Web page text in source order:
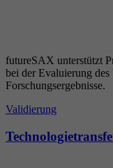
futureSAX unterstützt
bei der Evaluierung
Forschungsergebnisse.
Validierung